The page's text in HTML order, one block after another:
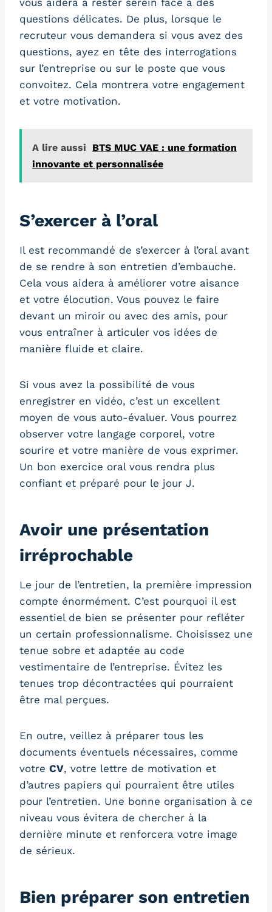
vous aidera à rester serein face à des
questions délicates. De plus, lorsque le
recruteur vous demandera si vous avez des
questions, ayez en tête des interrogations
sur l’entreprise ou sur le poste que vous
convoitez. Cela montrera votre engagement
et votre motivation.
A lire aussi
BTS MUC VAE : une formation
innovante et personnalisée
S’exercer à l’oral
Il est recommandé de s’exercer à l’oral avant
de se rendre à son entretien d’embauche.
Cela vous aidera à améliorer votre aisance
et votre élocution. Vous pouvez le faire
devant un miroir ou avec des amis, pour
vous entraîner à articuler vos idées de
manière fluide et claire.
Si vous avez la possibilité de vous
enregistrer en vidéo, c’est un excellent
moyen de vous auto-évaluer. Vous pourrez
observer votre langage corporel, votre
sourire et votre manière de vous exprimer.
Un bon exercice oral vous rendra plus
confiant et préparé pour le jour J.
Avoir une présentation
irréprochable
Le jour de l’entretien, la première impression
compte énormément. C’est pourquoi il est
essentiel de bien se présenter pour refléter
un certain professionnalisme. Choisissez une
tenue sobre et adaptée au code
vestimentaire de l’entreprise. Évitez les
tenues trop décontractées qui pourraient
être mal perçues.
En outre, veillez à préparer tous les
documents éventuels nécessaires, comme
votre CV, votre lettre de motivation et
d’autres papiers qui pourraient être utiles
pour l’entretien. Une bonne organisation à ce
niveau vous évitera de chercher à la
dernière minute et renforcera votre image
de sérieux.
Bien préparer son entretien